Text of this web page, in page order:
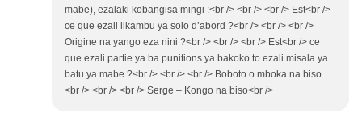
mabe), ezalaki kobangisa mingi :<br /> <br /> <br /> Est<br />
ce que ezali likambu ya solo d’abord ?<br /> <br /> <br />
Origine na yango eza nini ?<br /> <br /> <br /> Est<br /> ce
que ezali partie ya ba punitions ya bakoko to ezali misala ya
batu ya mabe ?<br /> <br /> <br /> Boboto o mboka na biso.
<br /> <br /> <br /> Serge – Kongo na biso<br />